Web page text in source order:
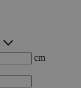
cm